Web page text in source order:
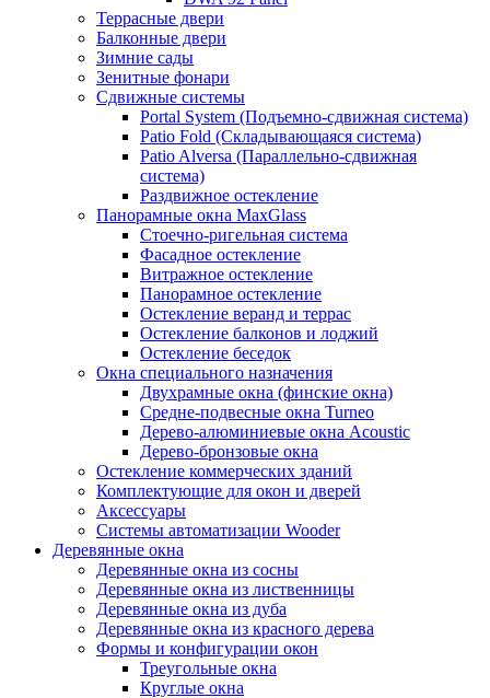
Террасные двери
Балконные двери
Зимние сады
Зенитные фонари
Сдвижные системы
Portal System (Подъемно-сдвижная система)
Patio Fold (Складывающаяся система)
Patio Alversa (Параллельно-сдвижная
система)
Раздвижное остекление
Панорамные окна MaxGlass
Стоечно-ригельная система
Фасадное остекление
Витражное остекление
Панорамное остекление
Остекление веранд и террас
Остекление балконов и лоджий
Остекление беседок
Окна специального назначения
Двухрамные окна (финские окна)
Средне-подвесные окна Turneo
Дерево-алюминиевые окна Acoustic
Дерево-бронзовые окна
Остекление коммерческих зданий
Комплектующие для окон и дверей
Аксессуары
Системы автоматизации Wooder
Деревянные окна
Деревянные окна из сосны
Деревянные окна из лиственницы
Деревянные окна из дуба
Деревянные окна из красного дерева
Формы и конфигурации окон
Треугольные окна
Круглые окна